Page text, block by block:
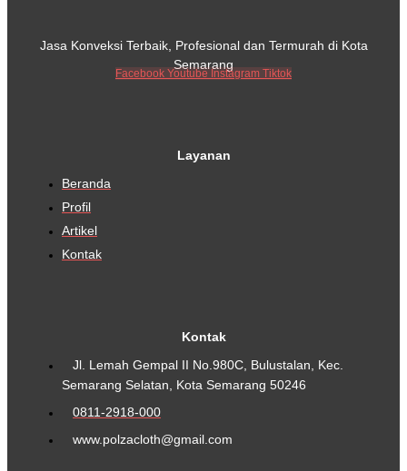
Jasa Konveksi Terbaik, Profesional dan Termurah di Kota
Semarang
Facebook Youtube Instagram Tiktok
Layanan
Beranda
Profil
Artikel
Kontak
Kontak
Jl. Lemah Gempal II No.980C, Bulustalan, Kec.
Semarang Selatan, Kota Semarang 50246
0811-2918-000
www.polzacloth@gmail.com